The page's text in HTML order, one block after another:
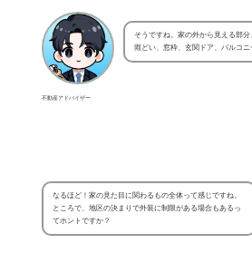
不動産アドバイザー
そうですね。家の外から見える部分
雨どい、窓枠、玄関ドア、バルコニ
なるほど！家の見た目に関わるもの全体って感じですね。
ところで、地区の決まりで外装に制限がある場合もあるっ
てホントですか？